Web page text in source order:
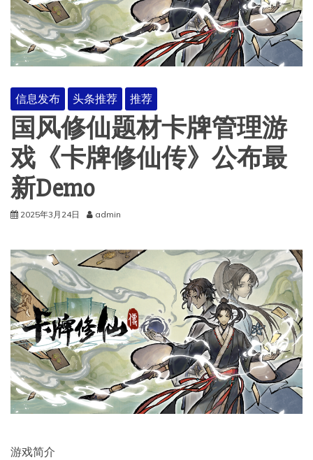
信息发布 头条推荐 推荐
国风修仙题材卡牌管理游
戏《卡牌修仙传》公布最
新Demo
2025年3月24日 admin
游戏简介